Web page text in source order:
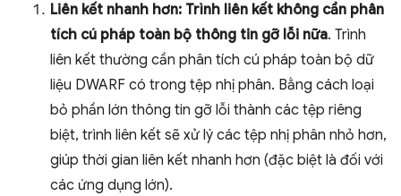
Liên kết nhanh hơn: Trình liên kết không cần phân
tích cú pháp toàn bộ thông tin gỡ lỗi nữa. Trình
liên kết thường cần phân tích cú pháp toàn bộ dữ
liệu DWARF có trong tệp nhị phân. Bằng cách loại
bỏ phần lớn thông tin gỡ lỗi thành các tệp riêng
biệt, trình liên kết sẽ xử lý các tệp nhị phân nhỏ hơn,
giúp thời gian liên kết nhanh hơn (đặc biệt là đối với
các ứng dụng lớn).